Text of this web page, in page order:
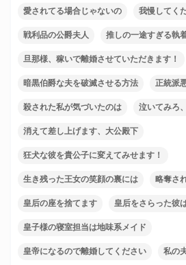
愛されてる場合じゃないの 我慢してく
戦利品の公爵夫人 推しの一途すぎる執
旦那様、稼いで離婚させていただきます！
暗黒伯爵な夫を破滅させる方法 正統派
殺された私が気づいたのは 泣いてみろ
消えて差し上げます、大公殿下
狂犬な彼を貴公子に変えてみせます！
生き残った王女の笑顔の裏には 略奪さ
皇后の座を捨てます 皇后をさらった彼
皇子様の寝室担当は地味系メイド
皇帝になるので離婚してください 私の